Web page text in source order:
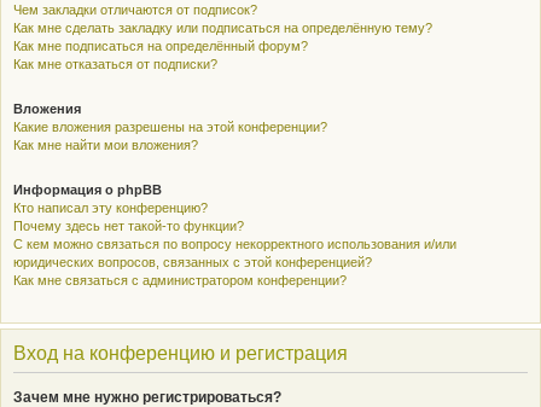
Чем закладки отличаются от подписок?
Как мне сделать закладку или подписаться на определённую тему?
Как мне подписаться на определённый форум?
Как мне отказаться от подписки?
Вложения
Какие вложения разрешены на этой конференции?
Как мне найти мои вложения?
Информация о phpBB
Кто написал эту конференцию?
Почему здесь нет такой-то функции?
С кем можно связаться по вопросу некорректного использования и/или
юридических вопросов, связанных с этой конференцией?
Как мне связаться с администратором конференции?
Вход на конференцию и регистрация
Зачем мне нужно регистрироваться?